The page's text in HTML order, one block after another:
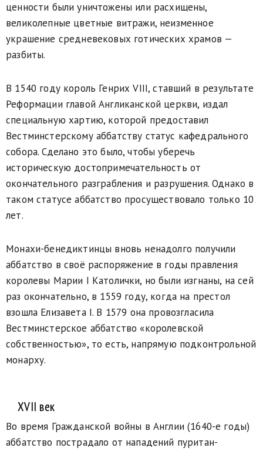
ценности были уничтожены или расхищены,
великолепные цветные витражи, неизменное
украшение средневековых готических храмов —
разбиты.
В 1540 году король Генрих VIII, ставший в результате
Реформации главой Англиканской церкви, издал
специальную хартию, которой предоставил
Вестминстерскому аббатству статус кафедрального
собора. Сделано это было, чтобы уберечь
историческую достопримечательность от
окончательного разграбления и разрушения. Однако в
таком статусе аббатство просуществовало только 10
лет.
Монахи-бенедиктинцы вновь ненадолго получили
аббатство в своё распоряжение в годы правления
королевы Марии I Католички, но были изгнаны, на сей
раз окончательно, в 1559 году, когда на престол
взошла Елизавета I. В 1579 она провозгласила
Вестминстерское аббатство «королевской
собственностью», то есть, напрямую подконтрольной
монарху.
XVII век
Во время Гражданской войны в Англии (1640-е годы)
аббатство пострадало от нападений пуритан-